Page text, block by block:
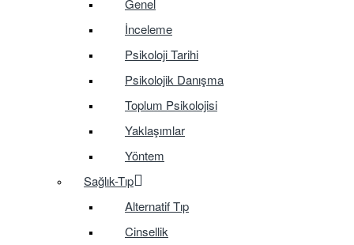
İnceleme
Psikoloji Tarihi
Psikolojik Danışma
Toplum Psikolojisi
Yaklaşımlar
Yöntem
Sağlık-Tıp
Alternatif Tıp
Cinsellik